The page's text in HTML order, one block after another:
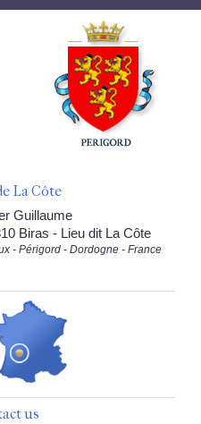
La Côte
Guillaume
Biras - Lieu dit La Côte
- Périgord - Dordogne - France
us